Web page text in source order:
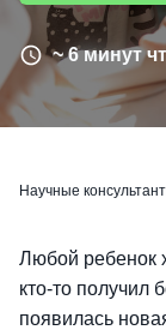
~ 6 минут
Научные
Любой ребенок
кто-то получил
появилась